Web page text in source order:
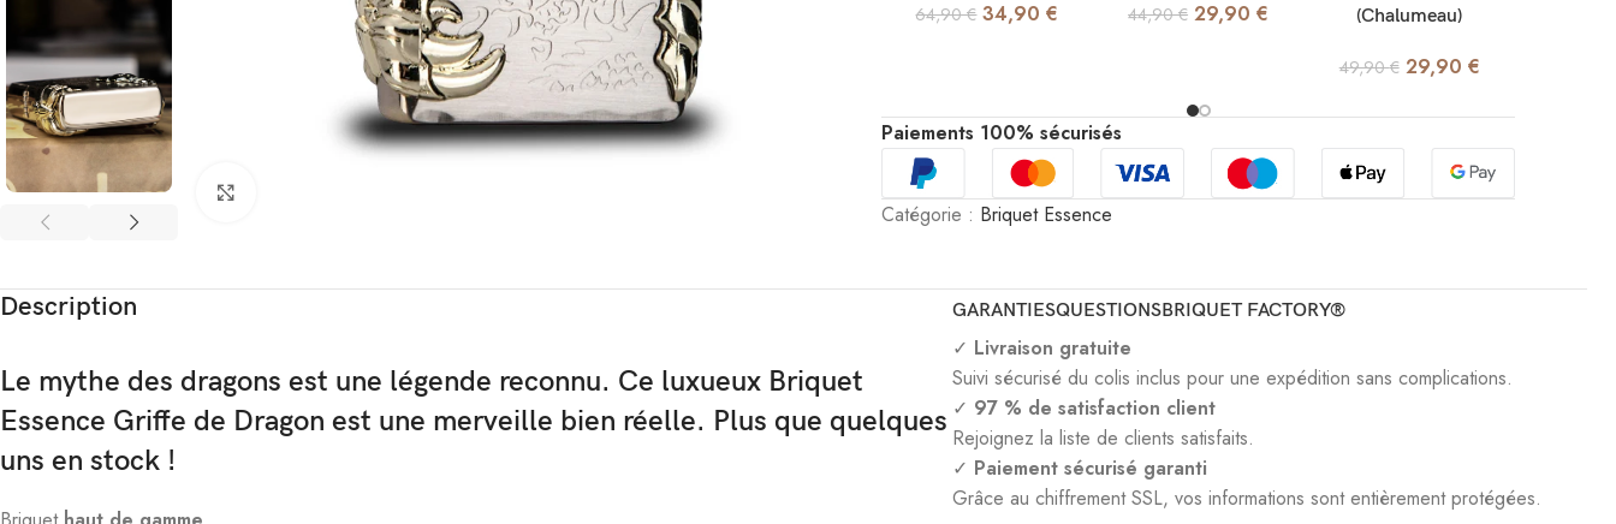
64,90€ 34,90€ 44,90€ 29,90€
(Chalumeau)
49,90€ 29,90 €
Paiements 100% sécurisés
Catégorie : Briquet Essence
Description
Le mythe des dragons est une légende reconnu. Ce luxueux Briquet
Essence Griffe de Dragon est une merveille bien réelle. Plus que quelques
uns en stock !
GARANTIESQUESTIONSBRIQUET FACTORY®
✓ Livraison gratuite
Suivi sécurisé du colis inclus pour une expédition sans complications.
✓ 97 % de satisfaction client
Rejoignez la liste de clients satisfaits.
✓ Paiement sécurisé garanti
Grâce au chiffrement SSL, vos informations sont entièrement protégées.